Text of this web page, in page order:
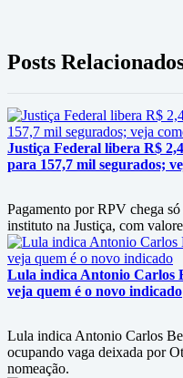
Posts
Justiça Federal libera R$
para 157,7 mil segurados;
Pagamento por RPV chega
instituto na Justiça, com
Lula indica Antonio Carlos
veja quem é o novo indicado
Lula indica Antonio Carlos
ocupando vaga deixada por
nomeação.